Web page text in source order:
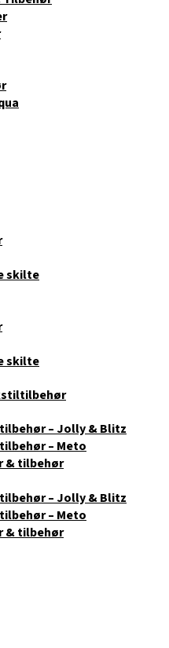
skilte
skilte
– Jolly & Blitz
– Meto
& tilbehør
– Jolly & Blitz
– Meto
& tilbehør